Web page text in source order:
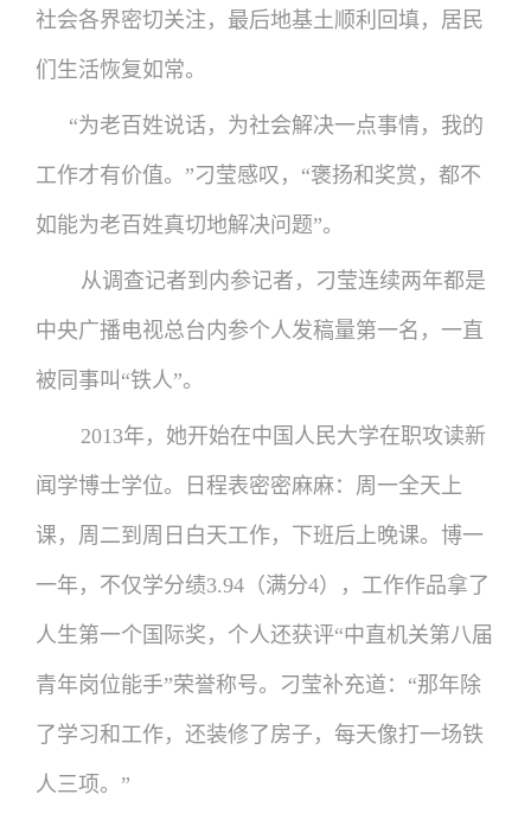
社会各界密切关注，最后地基土顺利回填，居民
们生活恢复如常。
“为老百姓说话，为社会解决一点事情，我的
工作才有价值。”刁莹感叹，“褒扬和奖赏，都不
如能为老百姓真切地解决问题”。
从调查记者到内参记者，刁莹连续两年都是
中央广播电视总台内参个人发稿量第一名，一直
被同事叫“铁人”。
2013年，她开始在中国人民大学在职攻读新
闻学博士学位。日程表密密麻麻：周一全天上
课，周二到周日白天工作，下班后上晚课。博一
一年，不仅学分绩3.94（满分4），工作作品拿了
人生第一个国际奖，个人还获评“中直机关第八届
青年岗位能手”荣誉称号。刁莹补充道：“那年除
了学习和工作，还装修了房子，每天像打一场铁
人三项。”